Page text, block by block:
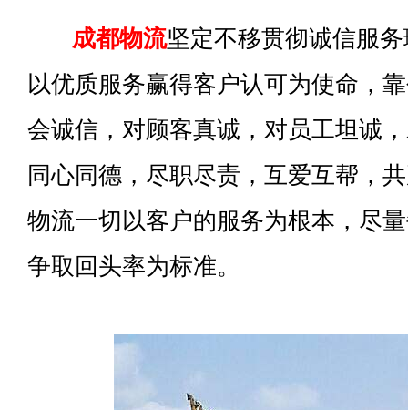
成都物流坚定不移贯彻诚信服
以优质服务赢得客户认可为使命，
会诚信，对顾客真诚，对员工坦诚
同心同德，尽职尽责，互爱互帮，
物流一切以客户的服务为根本，尽
争取回头率为标准。